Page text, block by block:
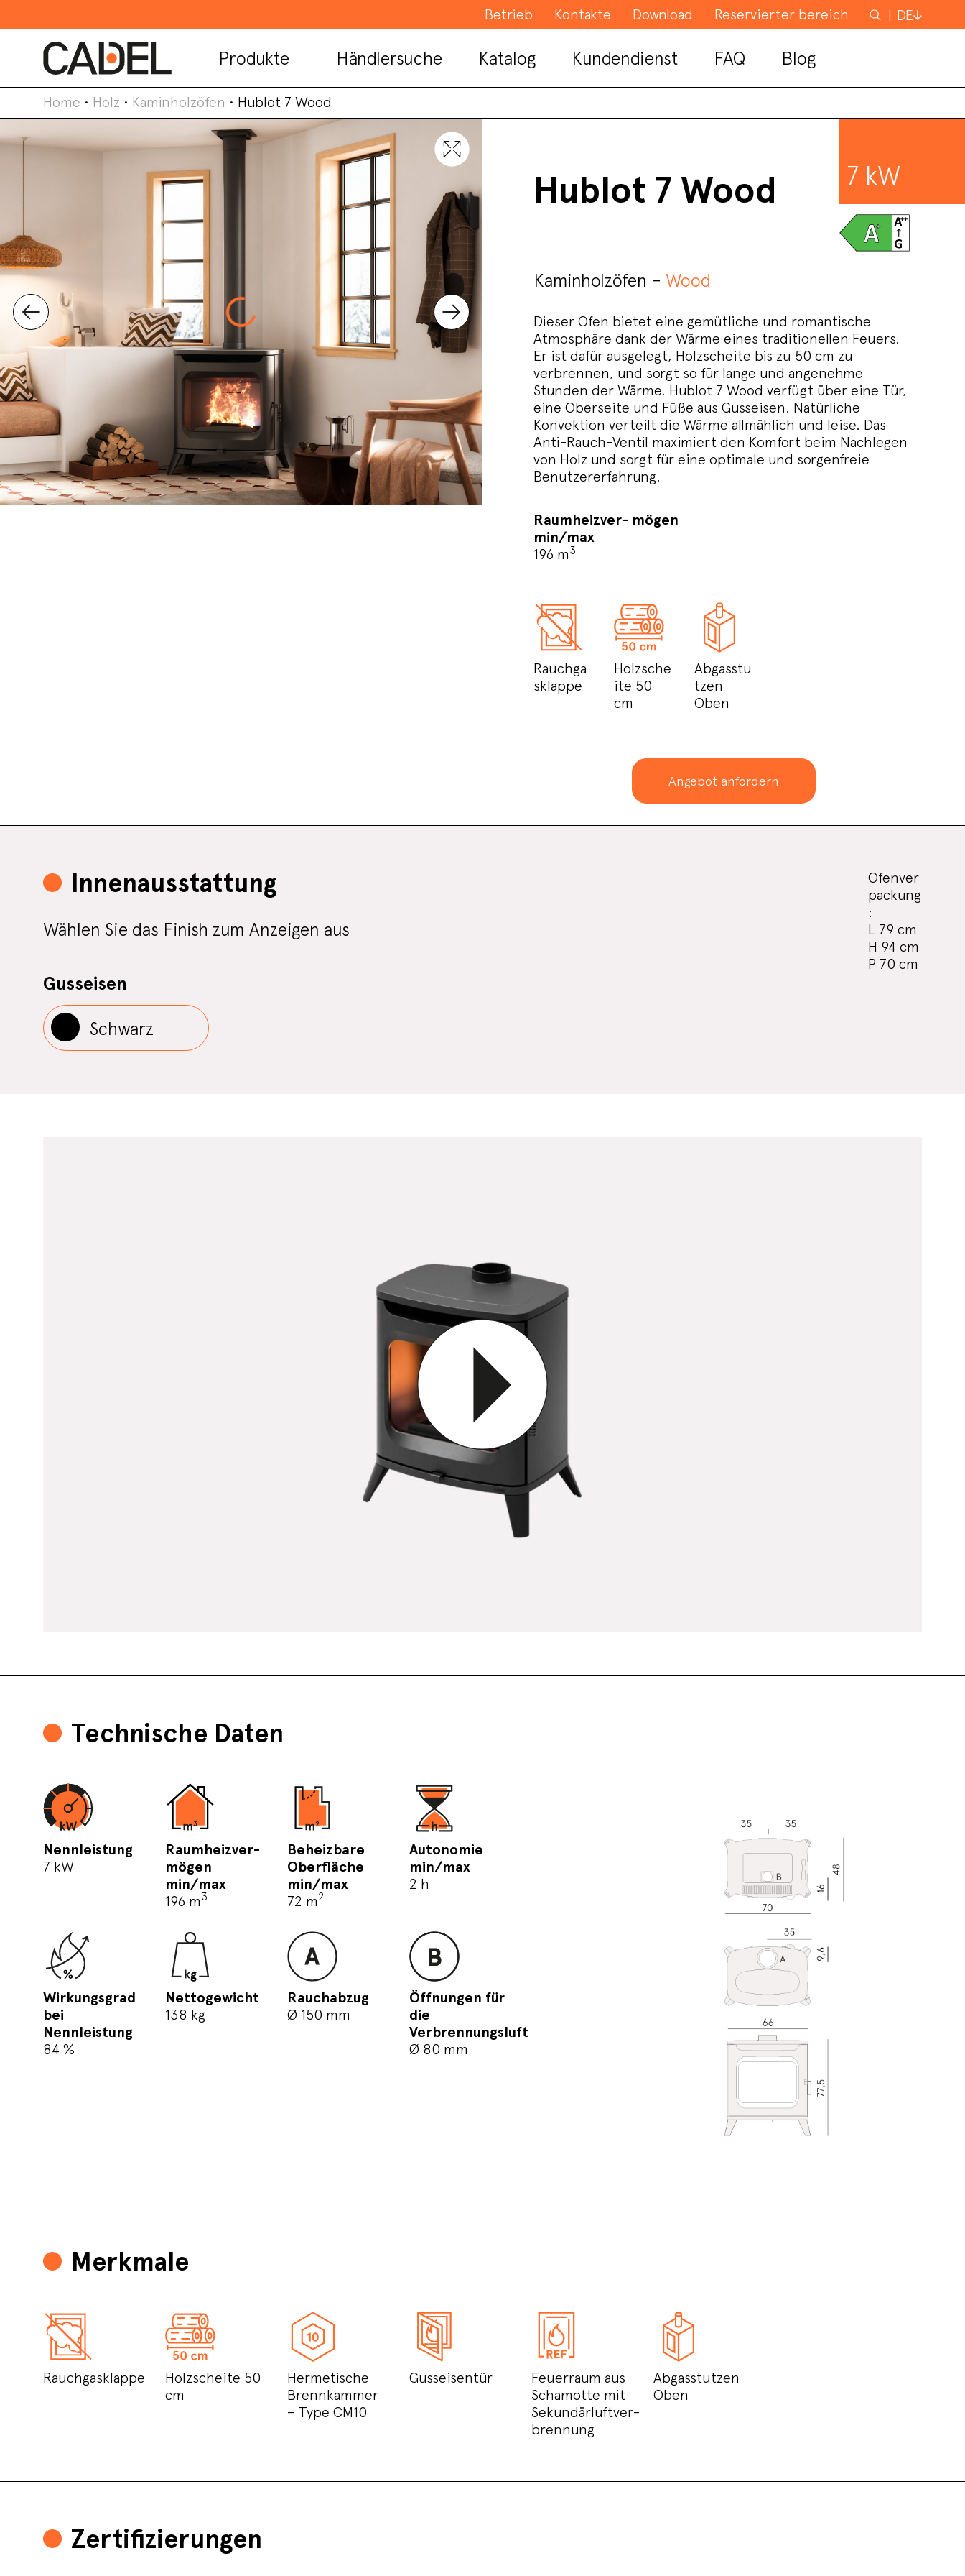
Betrieb Kontakte Download Reservierter bereich
Suchen
nach
DE
Produkte Händlersuche Katalog Kundendienst FAQ Blog
Home • Holz • Kaminholzöfen • Hublot 7 Wood
7 kW
Hublot 7 Wood
Kaminholzöfen – Wood
Dieser Ofen bietet eine gemütliche und romantische
Atmosphäre dank der Wärme eines traditionellen Feuers.
Er ist dafür ausgelegt, Holzscheite bis zu 50 cm zu
verbrennen, und sorgt so für lange und angenehme
Stunden der Wärme. Hublot 7 Wood verfügt über eine Tür,
eine Oberseite und Füße aus Gusseisen. Natürliche
Konvektion verteilt die Wärme allmählich und leise. Das
Anti-Rauch-Ventil maximiert den Komfort beim Nachlegen
von Holz und sorgt für eine optimale und sorgenfreie
Benutzererfahrung.
Raumheizver- mögen
min/max
196 m3
Rauchga
sklappe
Holzsche
ite 50
cm
Abgasstu
tzen
Oben
Angebot anfordern
Ofenver
packung
:
L 79 cm
H 94 cm
P 70 cm
Innenausstattung
Wählen Sie das Finish zum Anzeigen aus
Gusseisen
Schwarz
Technische Daten
Nennleistung
7 kW
Raumheizver-
mögen
min/max
196 m3
Beheizbare
Oberfläche
min/max
72 m2
Autonomie
min/max
2 h
Wirkungsgrad
bei
Nennleistung
84 %
Nettogewicht
138 kg
Rauchabzug
Ø 150 mm
Öffnungen für
die
Verbrennungsluft
Ø 80 mm
Merkmale
Rauchgasklappe
Holzscheite 50
cm
Hermetische
Brennkammer
– Type CM10
Gusseisentür
Feuerraum aus
Schamotte mit
Sekundärluftver-
brennung
Abgasstutzen
Oben
Zertifizierungen